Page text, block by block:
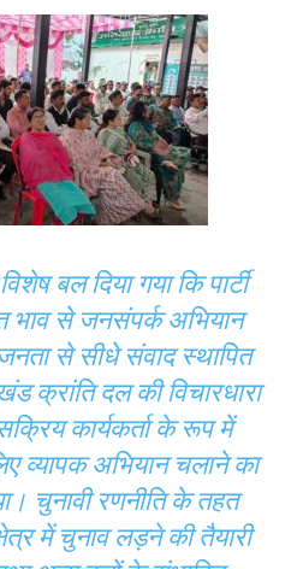
बल दिया गया कि पार्टी
भाव से जनसंपर्क अभियान
से सीधे संवाद स्थापित
क्रांति दल की विचारधारा
कार्यकर्ता के रूप में
व्यापक अभियान चलाने का
चुनावी रणनीति के तहत
में चुनाव लड़ने की तैयारी